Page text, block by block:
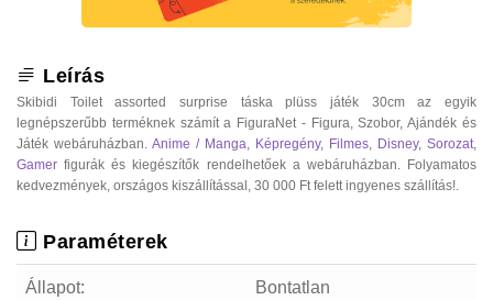
Leírás
Skibidi Toilet assorted surprise táska plüss játék 30cm az egyik
legnépszerűbb terméknek számít a FiguraNet - Figura, Szobor, Ajándék és
Játék webáruházban. Anime / Manga Képregény, Filmes Disney, Sorozat
Gamer figurák és kiegészítők rendelhetőek a webáruházban. Folyamatos
kedvezmények, országos kiszállítással, 30 000 Ft felett ingyenes szállítás!.
Paraméterek
Állapot: Bontatlan